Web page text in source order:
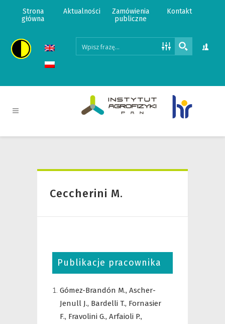
Strona
główna
Aktualności
Zamówienia
publiczne
Kontakt
Ceccherini M.
Publikacje pracownika
Gómez-Brandón M., Ascher-
Jenull J., Bardelli T., Fornasier
F., Fravolini G., Arfaioli P.,